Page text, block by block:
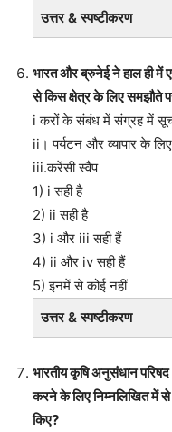
उत्तर & स्पष्टीकरण
भारत और ब्रुनेई ने हाल ही में
से किस क्षेत्र के लिए समझौते
i करों के संबंध में संग्रह में
ii। पर्यटन और व्यापार के लिए
iii.करेंसी स्वैप
1) i सही है
2) ii सही है
3) i और iii सही हैं
4) ii और iv सही हैं
5) इनमें से कोई नहीं
उत्तर & स्पष्टीकरण
भारतीय कृषि अनुसंधान
करने के लिए निम्नलिखित में से
किए?